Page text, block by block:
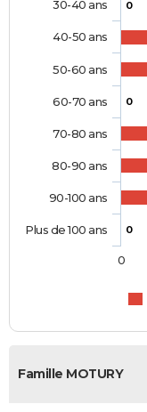
0
0
0
30-40 ans
40-50 ans
50-60 ans
60-70 ans
70-80 ans
80-90 ans
90-100 ans
Plus de 100 ans
0
Famille MOTURY